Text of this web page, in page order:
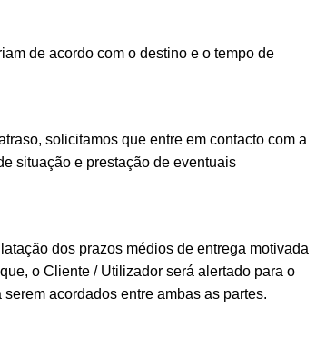
de acordo com o destino e o tempo de
solicitamos que entre em contacto com a
situação e prestação de eventuais
dos prazos médios de entrega motivada
o Cliente / Utilizador será alertado para o
acordados entre ambas as partes.